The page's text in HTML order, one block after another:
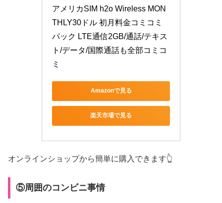
アメリカSIM h2o Wireless MON
THLY30ドル 初月料金コミコミ
パック LTE通信2GB/通話/テキス
ト/データ/国際通話も全部コミコ
ミ
Amazonで見る
楽天市場で見る
オンラインショップから簡単に購入できます👆
⑤周囲のコンビニ事情